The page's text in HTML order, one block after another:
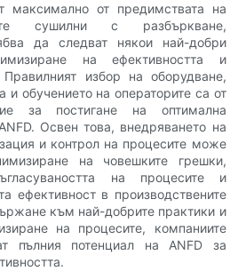
максимално от предимствата на
сушилни с разбъркване,
да следват някои най-добри
на ефективността и
Правилният избор на оборудване,
и обучението на операторите са от
за постигане на оптимална
Освен това, внедряването на
и контрол на процесите може
на човешките грешки,
на процесите и
ефективност в производствените
към най-добрите практики и
на процесите, компаниите
пълния потенциал на ANFD за